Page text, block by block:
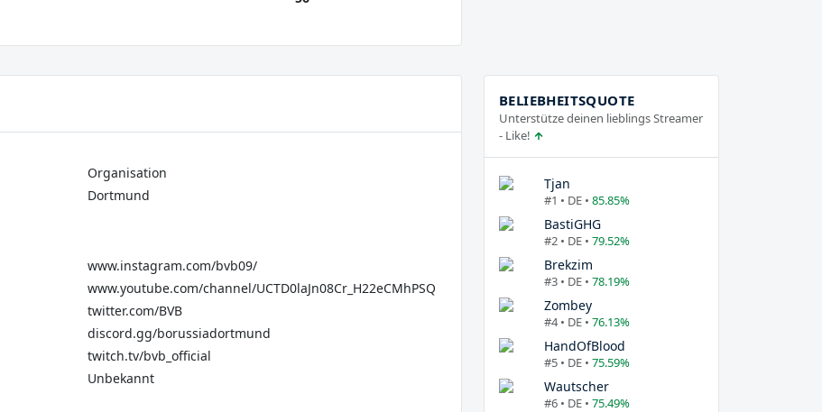
Organisation
Dortmund
www.instagram.com/bvb09/
www.youtube.com/channel/UCTD0laJn08Cr_H22eCMhPSQ
twitter.com/BVB
discord.gg/borussiadortmund
twitch.tv/bvb_official
Unbekannt
BELIEBHEITSQUOTE
Unterstütze deinen lieblings Streamer
- Like!
Tjan
#1 • DE • 85.85%
BastiGHG
#2 • DE • 79.52%
Brekzim
#3 • DE • 78.19%
Zombey
#4 • DE • 76.13%
HandOfBlood
#5 • DE • 75.59%
Wautscher
#6 • DE • 75.49%